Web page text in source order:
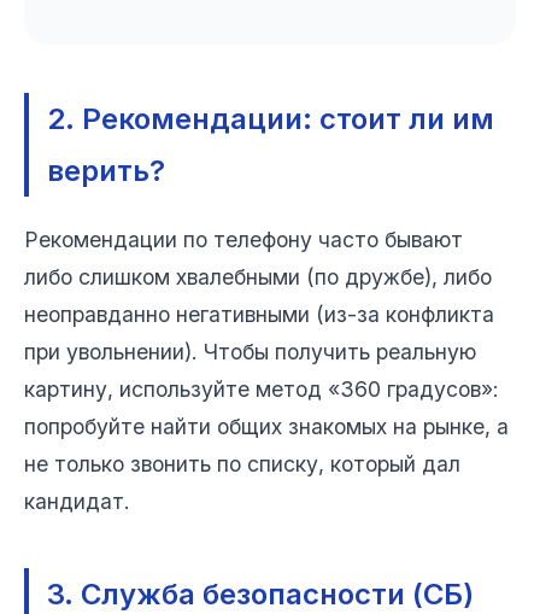
2. Рекомендации: стоит ли им
верить?
Рекомендации по телефону часто бывают
либо слишком хвалебными (по дружбе), либо
неоправданно негативными (из-за конфликта
при увольнении). Чтобы получить реальную
картину, используйте метод «360 градусов»:
попробуйте найти общих знакомых на рынке, а
не только звонить по списку, который дал
кандидат.
3. Служба безопасности (СБ)